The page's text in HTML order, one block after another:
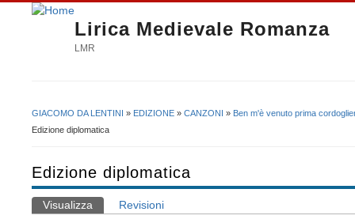
Lirica Medievale Romanza
LMR
Tu sei qui
GIACOMO DA LENTINI » EDIZIONE » CANZONI » Ben m'è venuto prima
Edizione diplomatica
Edizione diplomatica
Schede primarie
Visualizza (scheda attiva)
Revisioni